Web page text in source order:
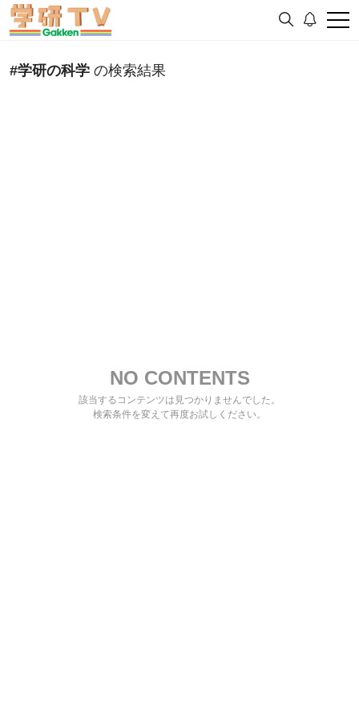
#学研の科学 の検索結果
NO CONTENTS
該当するコンテンツは見つかりませんでした。
検索条件を変えて再度お試しください。